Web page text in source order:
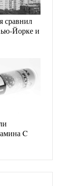
сравнил
Йорке и
C